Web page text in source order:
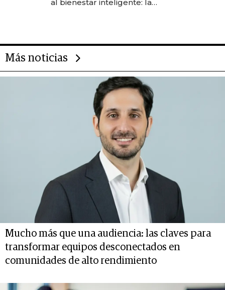
al bienestar inteligente: la
Más noticias
Mucho más que una audiencia: las claves para
transformar equipos desconectados en
comunidades de alto rendimiento